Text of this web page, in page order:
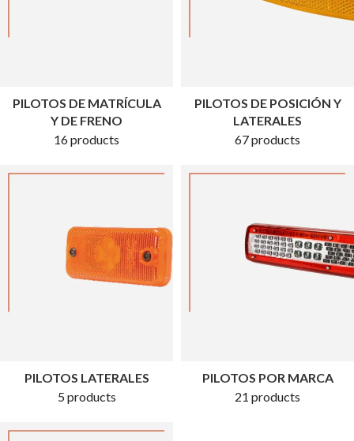
PILOTOS DE MATRÍCULA
Y DE FRENO
16 products
PILOTOS DE POSICIÓN Y
LATERALES
67 products
PILOTOS LATERALES
5 products
PILOTOS POR MARCA
21 products